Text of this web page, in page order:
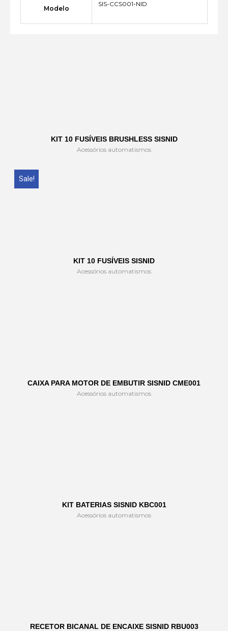
Modelo
SIS-CCS001-NID
KIT 10 FUSÍVEIS BRUSHLESS SISNID
Acessórios automatismos
Sale!
KIT 10 FUSÍVEIS SISNID
Acessórios automatismos
CAIXA PARA MOTOR DE EMBUTIR SISNID CME001
Acessórios automatismos
KIT BATERIAS SISNID KBC001
Acessórios automatismos
RECETOR BICANAL DE ENCAIXE SISNID RBU003